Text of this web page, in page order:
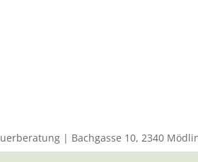
| Bachgasse 10, 2340